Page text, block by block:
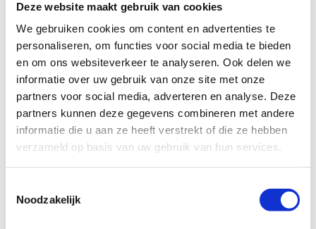
Deze website maakt gebruik van cookies
We gebruiken cookies om content en advertenties te
personaliseren, om functies voor social media te bieden
en om ons websiteverkeer te analyseren. Ook delen we
informatie over uw gebruik van onze site met onze
partners voor social media, adverteren en analyse. Deze
partners kunnen deze gegevens combineren met andere
informatie die u aan ze heeft verstrekt of die ze hebben
verzameld op basis van uw gebruik van hun services.
Noodzakelijk
TECHNISCHE MOEILIJKHEIDSGRAAD
makkelijk moeilijk
BEWEGWIJZERING
slecht
TIP:ontbrekende signalisatie kan je melden via het
Routemeldpunt